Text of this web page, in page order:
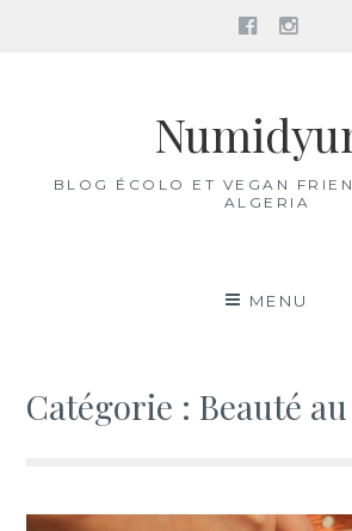
Facebook
BLOG ÉCOLO ET VEGAN
ALGERIA
MENU
Catégorie :Beauté